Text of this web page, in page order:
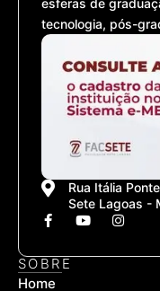
tecnologia, pós-
Rua Itália
Sete Lagoas -
F
a
e
b
o
Y
t
I
n
t
SOBRE
Home